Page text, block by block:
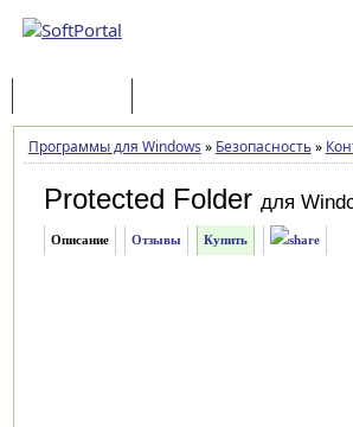
Программы для Windows » Безопасность»
Protected Folder для
Описание Отзывы Купить